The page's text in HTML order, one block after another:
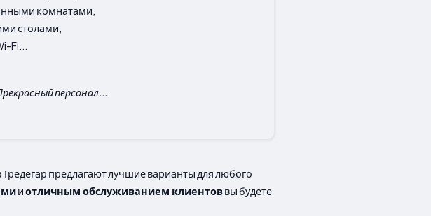
комнатами,
столами,
Fi...
персонал...
Тредегар предлагают лучшие варианты для любого
иотличным обслуживанием клиентоввы будете